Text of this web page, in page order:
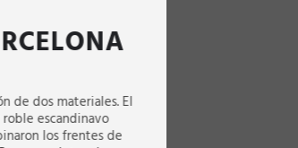
de dos materiales. El
escandinavo
los frentes de